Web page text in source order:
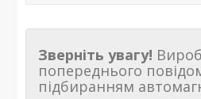
Зверніть увагу!
попереднього
підбиранням